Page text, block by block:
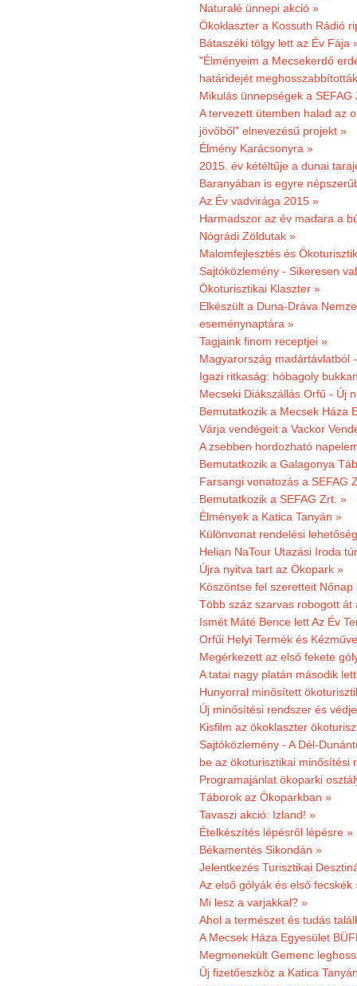
Naturalé ünnepi akció »
Ökoklaszter a Kossuth Rádió
Bátaszéki tölgy lett az Év Fája
"Élményeim a Mecsekerdő
határidejét
Mikulás ünnepségek a SEFAG
A tervezett ütemben halad az
jövőből” elnevezésű projekt »
Élmény Karácsonyra »
2015. év kétéltűje a dunai
Baranyában is egyre
Az Év vadvirága 2015 »
Harmadszor az év madara a
Nógrádi Zöldutak »
Malomfejlesztés és
Sajtóközlemény - Sikeresen
Ökoturisztikai Klaszter »
Elkészült a Duna-Dráva
eseménynaptára »
Tagjaink finom receptjei »
Magyarország madártávlatból
Igazi ritkaság: hóbagoly
Mecseki Diákszállás Orfű - Új
Bemutatkozik a Mecsek Háza
Várja vendégeit a Vackor
A zsebben hordozható
Bemutatkozik a Galagonya
Farsangi vonatozás a SEFAG
Bemutatkozik a SEFAG Zrt. »
Élmények a Katica Tanyán »
Különvonat rendelési
Helian NaTour Utazási Iroda
Újra nyitva tart az Ökopark »
Köszöntse fel szeretteit
Több száz szarvas robogott át
Ismét Máté Bence lett Az Év
Orfűi Helyi Termék és
Megérkezett az első fekete
A tatai nagy platán második
Hunyorral minősített
Új minősítési rendszer és
Kisfilm az ökoklaszter
Sajtóközlemény - A Dél-
be az ökoturisztikai minősítési
Programajánlat ökoparki
Táborok az Ökoparkban »
Tavaszi akció: Izland! »
Ételkészítés lépésről lépésre »
Békamentés Sikondán »
Jelentkezés Turisztikai
Az első gólyák és első fecskék
Mi lesz a varjakkal? »
Ahol a természet és tudás
A Mecsek Háza Egyesület
Megmenekült Gemenc
Új fizetőeszköz a Katica